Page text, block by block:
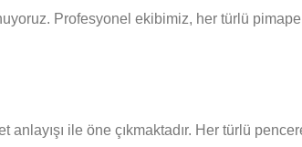
Profesyonel ekibimiz, her türlü
ile öne çıkmaktadır. Her türlü